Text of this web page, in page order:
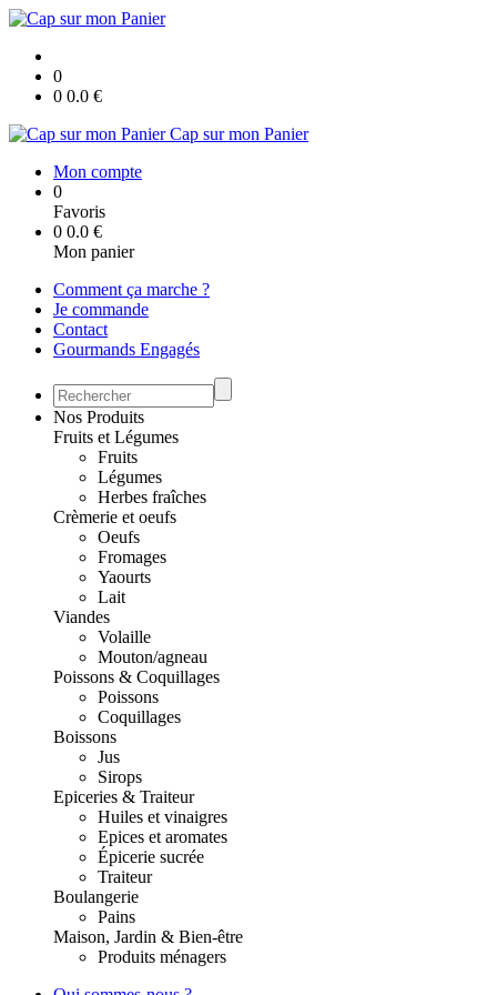
0
0 0.0 €
Cap sur mon Panier
Mon compte
0
Favoris
0 0.0 €
Mon panier
Comment ça marche ?
Je commande
Contact
Gourmands Engagés
Nos Produits
Fruits et Légumes
Fruits
Légumes
Herbes fraîches
Crèmerie et oeufs
Oeufs
Fromages
Yaourts
Lait
Viandes
Volaille
Mouton/agneau
Poissons & Coquillages
Poissons
Coquillages
Boissons
Jus
Sirops
Epiceries & Traiteur
Huiles et vinaigres
Epices et aromates
Épicerie sucrée
Traiteur
Boulangerie
Pains
Maison, Jardin & Bien-être
Produits ménagers